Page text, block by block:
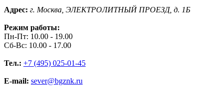
Адрес: г. Москва, ЭЛЕКТРОЛИТНЫЙ ПРОЕЗД, д. 1Б
Режим работы:
Пн-Пт: 10.00 - 19.00
Сб-Вс: 10.00 - 17.00
Тел.: +7 (495) 025-01-45
E-mail: sever@bgznk.ru